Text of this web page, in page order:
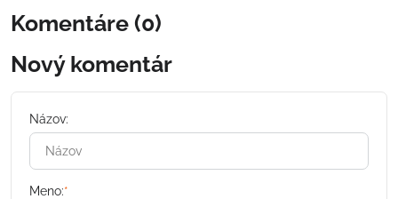
Komentáre (0)
Nový komentár
Názov:
Meno:*